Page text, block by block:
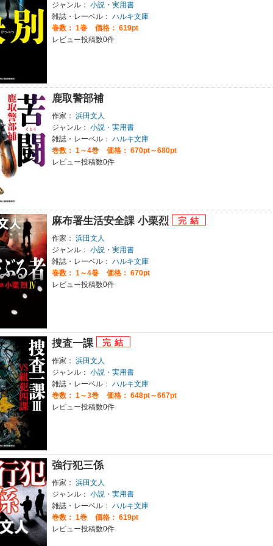
ジャンル： 小説・実用書
雑誌・レーベル： ハルキ文庫
巻数： 1巻
価格： 619pt
レビュー投稿数0件
鹿取警部補
作家： 浜田文人
ジャンル： 小説・実用書
雑誌・レーベル： ハルキ文庫
巻数： 1～4巻
価格： 670pt～680pt
レビュー投稿数0件
麻布署生活安全課 小栗烈
作家： 浜田文人
ジャンル： 小説・実用書
雑誌・レーベル： ハルキ文庫
巻数： 1～4巻
価格： 670pt
レビュー投稿数0件
捜査一課
作家： 浜田文人
ジャンル： 小説・実用書
雑誌・レーベル： ハルキ文庫
巻数： 1～3巻
価格： 648pt～667pt
レビュー投稿数0件
強行犯三係
作家： 浜田文人
ジャンル： 小説・実用書
雑誌・レーベル： ハルキ文庫
巻数： 1巻
価格： 619pt
レビュー投稿数0件